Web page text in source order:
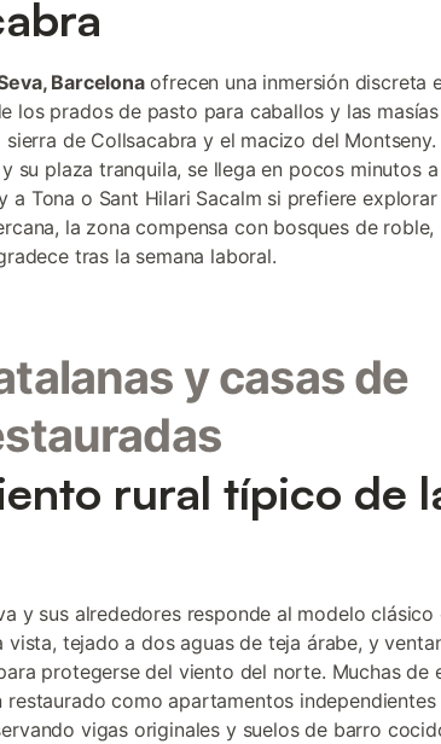
Barcelonaofrecen una inmersión discreta
los prados de pasto para caballos y las
de Collsacabra y el macizo del Montseny.
su plaza tranquila, se llega en pocos minutos
a Tona o Sant Hilari Sacalm si prefiere
la zona compensa con bosques de roble,
tras la semana laboral.
y casas de
rural típico de
y sus alrededores responde al modelo clásico
vista, tejado a dos aguas de teja árabe, y
protegerse del viento del norte. Muchas de
restaurado como apartamentos
vigas originales y suelos de barro